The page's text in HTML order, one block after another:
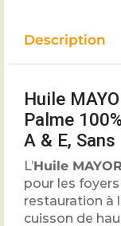
Description
Huile
Palme
A & E,
L’Huile
pour les
restauration à
cuisson de